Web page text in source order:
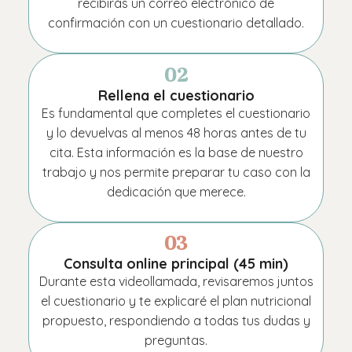
confirmación con un cuestionario detallado.
02
Rellena el cuestionario
Es fundamental que completes el cuestionario
y lo devuelvas al menos 48 horas antes de tu
cita. Esta información es la base de nuestro
trabajo y nos permite preparar tu caso con la
dedicación que merece.
03
Consulta online principal (45 min)
Durante esta videollamada, revisaremos juntos
el cuestionario y te explicaré el plan nutricional
propuesto, respondiendo a todas tus dudas y
preguntas.